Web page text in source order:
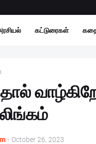
கட்டுரைகள்
- October 26, 2023